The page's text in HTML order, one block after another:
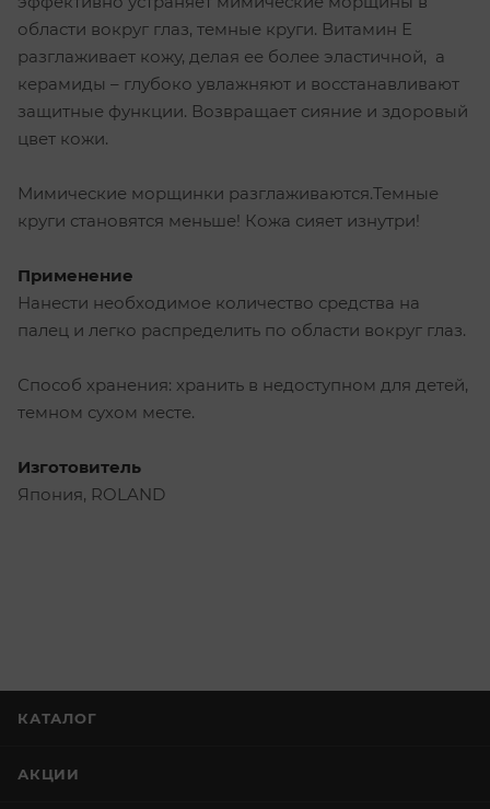
области вокруг глаз, темные круги. Витамин Е
разглаживает кожу, делая ее более эластичной, а
керамиды – глубоко увлажняют и восстанавливают
защитные функции. Возвращает сияние и здоровый
цвет кожи.
Мимические морщинки разглаживаются.Темные
круги становятся меньше! Кожа сияет изнутри!
Применение
Нанести необходимое количество средства на
палец и легко распределить по области вокруг глаз.
Способ хранения: хранить в недоступном для детей,
темном сухом месте.
Изготовитель
Япония, ROLAND
КАТАЛОГ
АКЦИИ